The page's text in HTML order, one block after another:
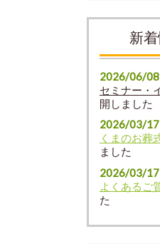
新
2026/06/08
セミナー・
開しました
2026/03/17
くまのお葬
ました
2026/03/17
よくあるご
た